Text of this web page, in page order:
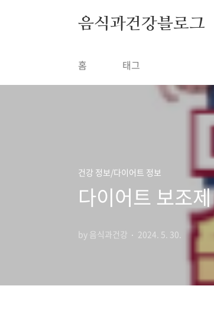
음식과건강블로그
홈 태그
건강 정보/다이어트 정보
다이어트 보조
by 음식과건강 2024. 5. 30.